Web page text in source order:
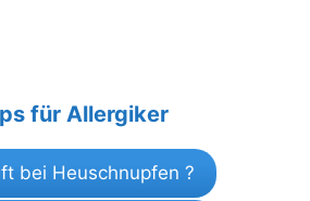
für Allergiker
bei Heuschnupfen ?